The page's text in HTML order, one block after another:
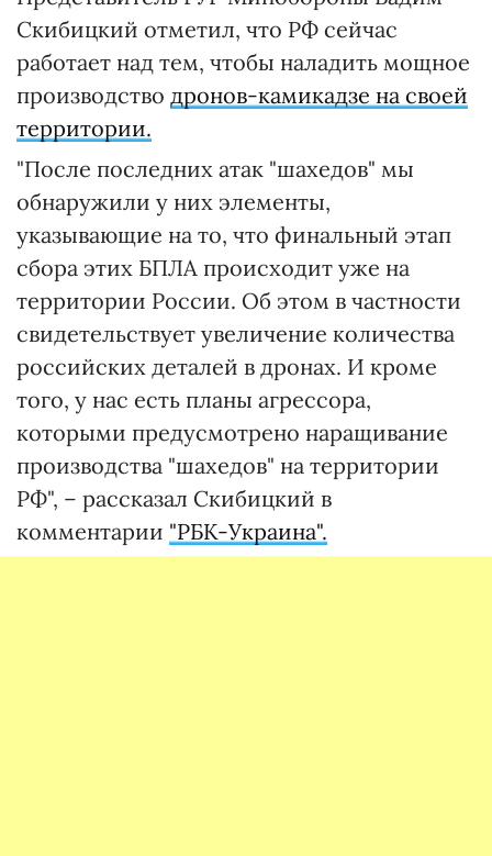
Скибицкий отметил, что РФ сейчас
работает над тем, чтобы наладить мощное
производство дронов-камикадзе на своей
территории.
"После последних атак "шахедов" мы
обнаружили у них элементы,
указывающие на то, что финальный этап
сбора этих БПЛА происходит уже на
территории России. Об этом в частности
свидетельствует увеличение количества
российских деталей в дронах. И кроме
того, у нас есть планы агрессора,
которыми предусмотрено наращивание
производства "шахедов" на территории
РФ", – рассказал Скибицкий в
комментарии "РБК-Украина".